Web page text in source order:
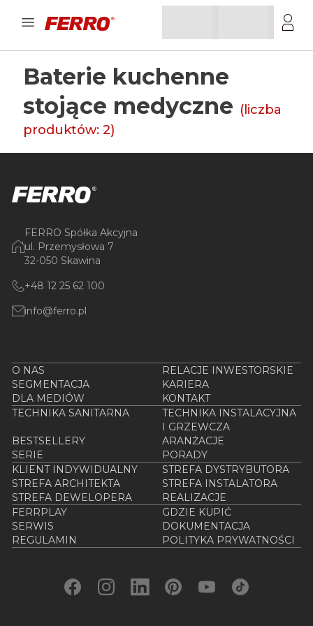
Baterie kuchenne
stojące medyczne (liczba
produktów: 2)
FERRO Spółka Akcyjna
ul. Przemysłowa 7
32-050 Skawina
+48 12 25 62 100
info@ferro.pl
O NAS
RELACJE INWESTORSKIE
SEGMENTACJA
KARIERA
DLA MEDIÓW
KONTAKT
TECHNIKA SANITARNA
TECHNIKA INSTALACYJNA
I GRZEWCZA
BESTSELLERY
ARANŻACJE
SERIE
PORADY
KLIENT INDYWIDUALNY
STREFA DYSTRYBUTORA
STREFA ARCHITEKTA
STREFA INSTALATORA
STREFA DEWELOPERA
REALIZACJE
FERRPLAY
GDZIE KUPIĆ
SERWIS
DOKUMENTACJA
REGULAMIN
POLITYKA PRYWATNOŚCI